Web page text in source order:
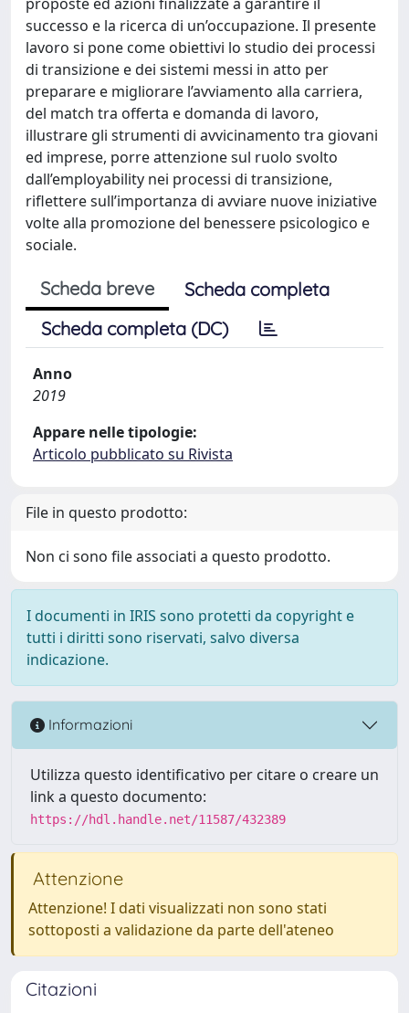
successo e la ricerca di un’occupazione. Il presente
lavoro si pone come obiettivi lo studio dei processi
di transizione e dei sistemi messi in atto per
preparare e migliorare l’avviamento alla carriera,
del match tra offerta e domanda di lavoro,
illustrare gli strumenti di avvicinamento tra giovani
ed imprese, porre attenzione sul ruolo svolto
dall’employability nei processi di transizione,
riflettere sull’importanza di avviare nuove iniziative
volte alla promozione del benessere psicologico e
sociale.
Scheda breve
Scheda completa
Scheda completa (DC)
Anno
2019
Appare nelle tipologie:
Articolo pubblicato su Rivista
File in questo prodotto:
Non ci sono file associati a questo prodotto.
I documenti in IRIS sono protetti da copyright e
tutti i diritti sono riservati, salvo diversa
indicazione.
Informazioni
Utilizza questo identificativo per citare o creare un
link a questo documento:
https://hdl.handle.net/11587/432389
Attenzione
Attenzione! I dati visualizzati non sono stati
sottoposti a validazione da parte dell'ateneo
Citazioni